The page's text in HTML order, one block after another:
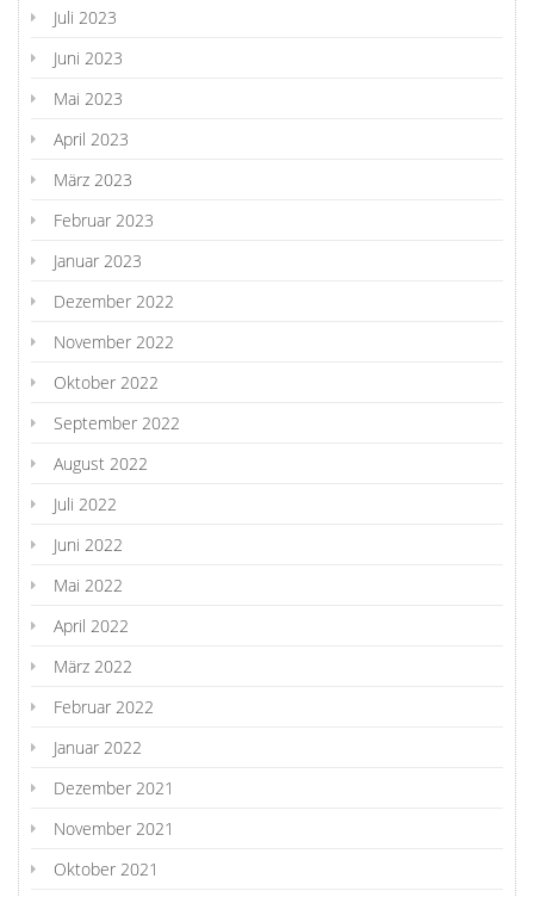
Juli 2023
Juni 2023
Mai 2023
April 2023
März 2023
Februar 2023
Januar 2023
Dezember 2022
November 2022
Oktober 2022
September 2022
August 2022
Juli 2022
Juni 2022
Mai 2022
April 2022
März 2022
Februar 2022
Januar 2022
Dezember 2021
November 2021
Oktober 2021